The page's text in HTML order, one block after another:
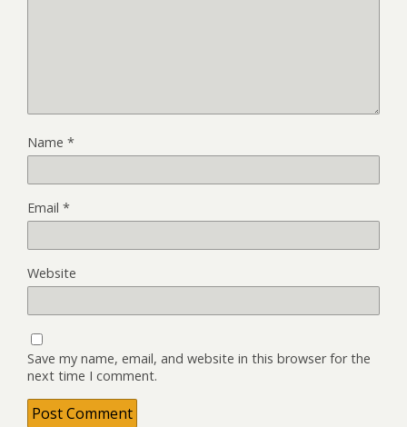
Name *
Email *
Website
Save my name, email, and website in this browser for the
next time I comment.